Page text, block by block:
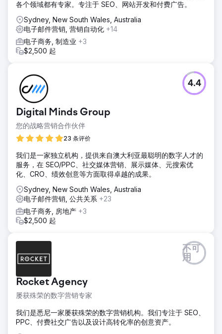
各个领域都有专家。专注于 SEO、网站开发和付费广告。
Sydney, New South Wales, Australia
电子邮件营销, 营销自动化 +14
电子商务, 制造业 +3
$2,500 起
Digital Minds Group
您的战略营销合作伙伴
23 条评价
4.4
我们是一家独立机构，提供来自澳大利亚最聪明的数字人才的
服务，在 SEO/PPC、社交媒体营销、展示媒体、元搜索优
化、CRO、绩效创意等方面取得卓越的成果。
Sydney, New South Wales, Australia
电子邮件营销, 公共关系 +23
电子商务, 房地产 +3
$2,500 起
Rocket Agency
屡获殊荣的数字营销专家
不可
用
我们是悉尼一家屡获殊荣的数字营销机构。我们专注于 SEO、
PPC、付费社交广告以及设计高转化率的创意资产。